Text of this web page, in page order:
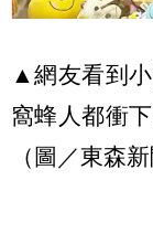
▲網友看到
窩蜂人都衝
（圖／東森